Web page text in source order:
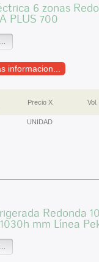
6 zonas
PLUS 700
informacion...
Precio X Vol.
UNIDAD
Redonda
mm Línea